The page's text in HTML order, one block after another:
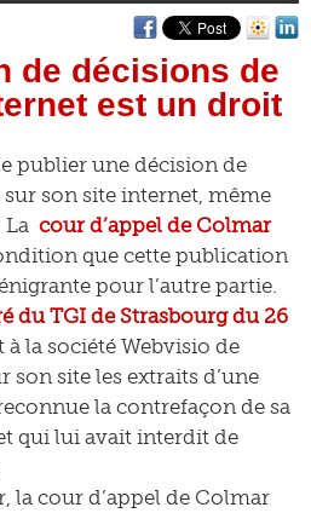
de décisions de
est un droit
publier une décision de
son site internet, même
La cour d’appel de Colmar
que cette publication
pour l’autre partie.
du TGI de Strasbourg du 26
la société Webvisio de
site les extraits d’une
la contrefaçon de sa
qui lui avait interdit de
la cour d’appel de Colmar